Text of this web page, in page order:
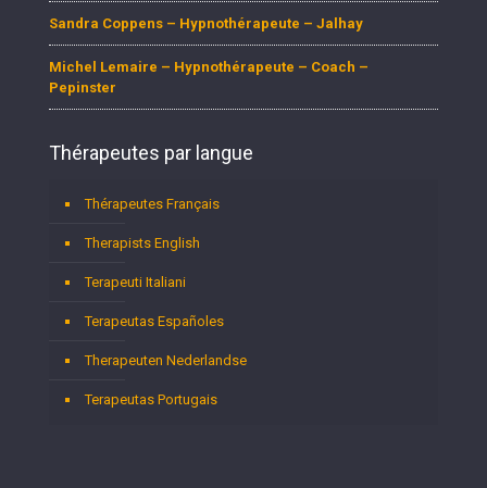
Sandra Coppens – Hypnothérapeute – Jalhay
Michel Lemaire – Hypnothérapeute – Coach –
Pepinster
Thérapeutes par langue
Thérapeutes Français
Therapists English
Terapeuti Italiani
Terapeutas Españoles
Therapeuten Nederlandse
Terapeutas Portugais